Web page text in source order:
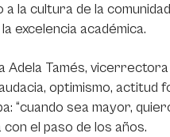
a la cultura de la
excelencia académica.
Tamés, vicerrectora
optimismo,
“cuando sea mayor,
el paso de los años.